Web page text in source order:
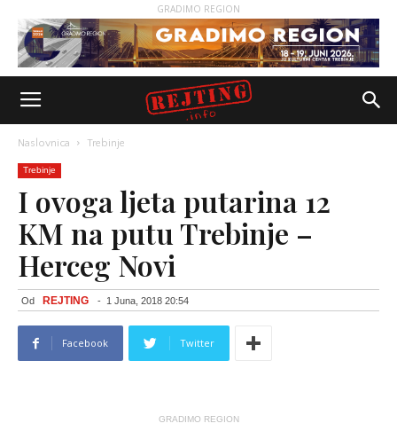
GRADIMO REGION
Naslovnica Trebinje
Trebinje
I ovoga ljeta putarina 12
KM na putu Trebinje –
Herceg Novi
Od REJTING - 1 Juna, 2018 20:54
Facebook Twitter
GRADIMO REGION